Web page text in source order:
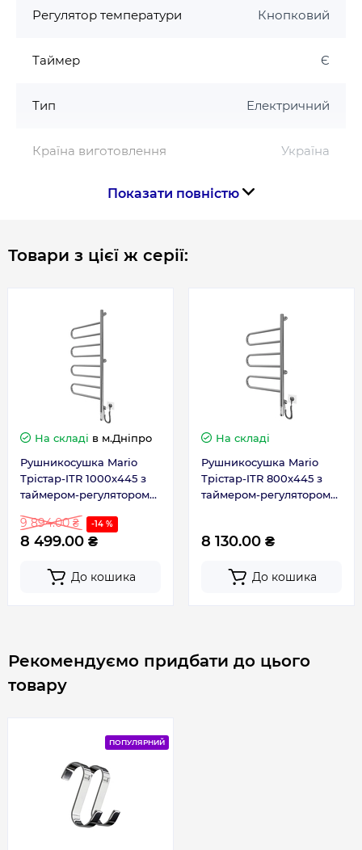
· Номінальна потужність - 80 Вт
· Вага - 3,5 кг
Регулятор температури Кнопковий
Таймер Є
Тип Електричний
Країна виготовлення Україна
Висота, мм
Габарити 820 x 445
Гарантія виробника, міс
Контакти сервісного центру 0 800 203 530
Показати повністю
Товари з цієї ж серії:
На складі в м.Дніпро
Рушникосушка Mario
Трістар-ITR 1000x445 з
таймером-регулятором
9 894.00 ₴ -14 %
8 499.00 ₴
До кошика
На складі
Рушникосушка Mario
Трістар-ITR 800x445 з
таймером-регулятором
8 130.00 ₴
До кошика
Рекомендуємо придбати до цього
товару
ПОПУЛЯРНИЙ